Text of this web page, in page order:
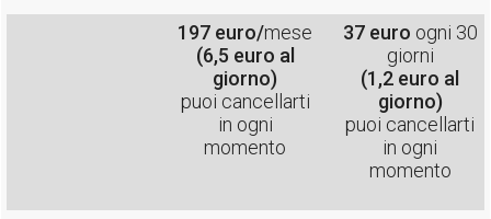
197 euro/mese
(6,5 euro al
giorno)
puoi cancellarti
in ogni
momento
37 euro ogni 30
giorni
(1,2 euro al
giorno)
puoi cancellarti
in ogni
momento